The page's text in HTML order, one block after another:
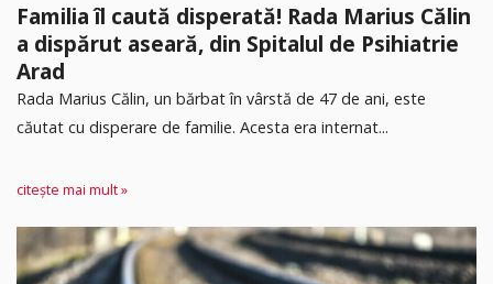
Familia îl caută disperată! Rada Marius Călin
a dispărut aseară, din Spitalul de Psihiatrie
Arad
Rada Marius Călin, un bărbat în vârstă de 47 de ani, este
căutat cu disperare de familie. Acesta era internat...
citește mai mult »